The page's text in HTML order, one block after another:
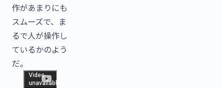
作があまりにも
スムーズで、ま
るで人が操作し
ているかのよう
だ。